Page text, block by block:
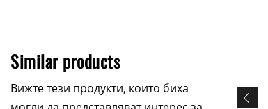
Similar products
Вижте тези продукти, които биха